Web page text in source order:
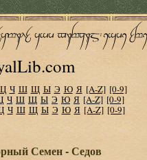
Ц Ч Ш Щ Ы Э Ю Я [A-Z] [0-9]
Ч Ш Щ Ы Э Ю Я [A-Z] [0-9]
Ч Ш Щ Ы Э Ю Я [A-Z] [0-9]
Семен - Седов